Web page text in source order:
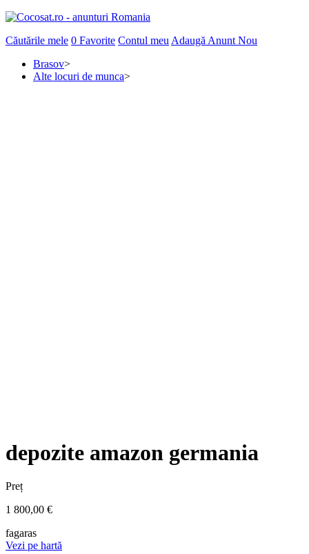
Căutările mele 0 Favorite Contul meu Adaugă Anunt Nou
Brasov>
Alte locuri de munca>
depozite amazon germania
Preț
1 800,00 €
fagaras
Vezi pe hartă